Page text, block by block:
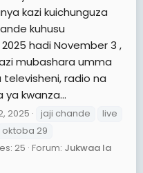
kazi kuichunguza
kuhusu
hadi November 3 ,
mubashara umma
radio na
kwanza...
2025 jaji chande
live
oktoba 29
25 Forum: Jukwaa la